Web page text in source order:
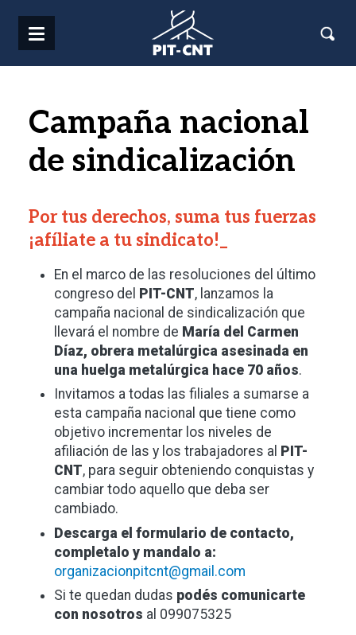
Campaña nacional
de sindicalización
Por tus derechos, suma tus fuerzas
¡afíliate a tu sindicato!_
En el marco de las resoluciones del último
congreso del
PIT-CNT, lanzamos la
campaña nacional de sindicalización que
llevará el nombre de María del Carmen
Díaz, obrera metalúrgica asesinada en
una huelga metalúrgica hace 70 años.
Invitamos a todas las filiales a sumarse a
esta campaña nacional que tiene como
objetivo incrementar los niveles de
afiliación de las y los trabajadores al PIT-
CNT, para seguir obteniendo conquistas y
cambiar todo aquello que deba ser
cambiado.
Descarga el formulario de contacto,
completalo y mandalo a:
organizacionpitcnt@gmail.com
Si te quedan dudas podés comunicarte
con nosotros al 099075325